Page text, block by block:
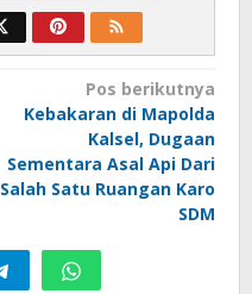
Pos berikutnya
Kebakaran di Mapolda
Kalsel, Dugaan
Sementara Asal Api Dari
Salah Satu Ruangan Karo
SDM